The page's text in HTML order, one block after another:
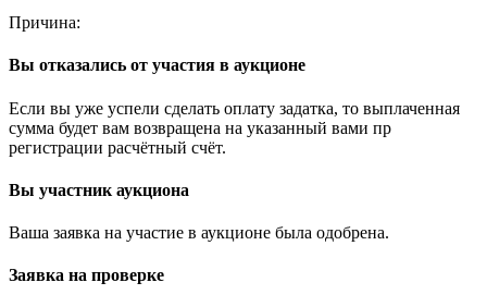
Причина:
Вы отказались от участия в аукционе
Если вы уже успели сделать оплату задатка, то выплаченная
сумма будет вам возвращена на указанный вами пр
регистрации расчётный счёт.
Вы участник аукциона
Ваша заявка на участие в аукционе была одобрена.
Заявка на проверке